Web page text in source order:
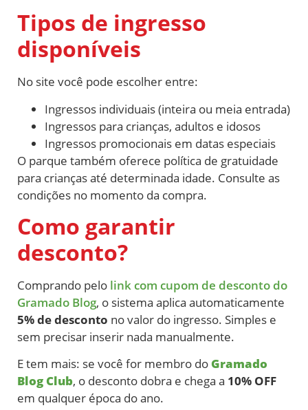
Tipos de ingresso
disponíveis
No site você pode escolher entre:
Ingressos individuais (inteira ou meia entrada)
Ingressos para crianças, adultos e idosos
Ingressos promocionais em datas especiais
O parque também oferece política de gratuidade
para crianças até determinada idade. Consulte as
condições no momento da compra.
Como garantir
desconto?
Comprando pelo link com cupom de desconto do
Gramado Blog, o sistema aplica automaticamente
5% de desconto no valor do ingresso. Simples e
sem precisar inserir nada manualmente.
E tem mais: se você for membro do Gramado
Blog Club, o desconto dobra e chega a 10% OFF
em qualquer época do ano.